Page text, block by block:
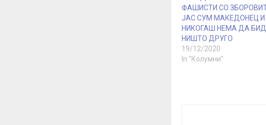
ФАШИСТИ СО
ЈАС СУМ МАКЕДОНЕЦ И
НИКОГАШ НЕМА ДА
НИШТО ДРУГО
19/12/2020
In "Колумни"